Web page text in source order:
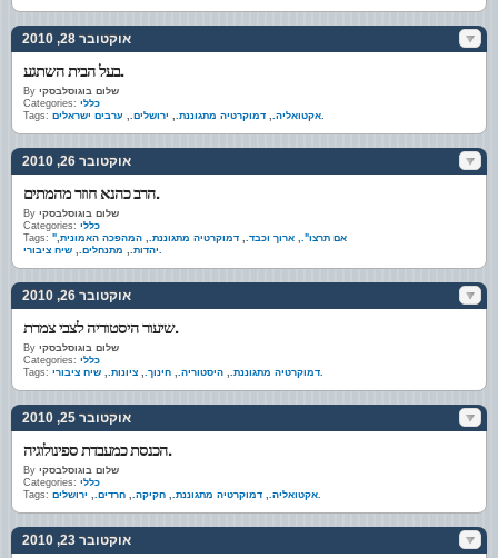
אוקטובר 28, 2010
בעל הבית השתגע.
By שלום בוגוסלבסקי
Categories: כללי
Tags:
אקטואליה., דמוקרטיה מתגוננת., ירושלים., ערבים ישראלים.
אוקטובר 26, 2010
הרב כהנא חוזר מהמתים.
By שלום בוגוסלבסקי
Categories: כללי
Tags:
"אם תרצו"., ארוך וכבד., דמוקרטיה מתגוננת., המהפכה האמונית,
יהדות., מתנחלים., שיח ציבורי.
אוקטובר 26, 2010
שיעור היסטוריה לצבי צמרת.
By שלום בוגוסלבסקי
Categories: כללי
Tags:
דמוקרטיה מתגוננת., היסטוריה., חינוך., ציונות., שיח ציבורי.
אוקטובר 25, 2010
הכנסת כמעבדת ספינולוגיה.
By שלום בוגוסלבסקי
Categories: כללי
Tags:
אקטואליה., דמוקרטיה מתגוננת., חקיקה., חרדים., ירושלים.
אוקטובר 23, 2010